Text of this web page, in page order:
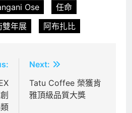
Ose
任命
雙年展 阿布扎比
Next:
Tatu Coffee 榮獲肯
雅頂級品質大獎